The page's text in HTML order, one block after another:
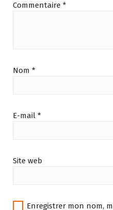
Commentaire *
Nom *
E-mail *
Site web
Enregistrer mon nom,